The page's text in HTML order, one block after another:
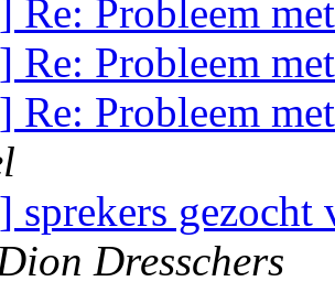
Re: Probleem
Re: Probleem
Re: Probleem
gezocht
Dresschers